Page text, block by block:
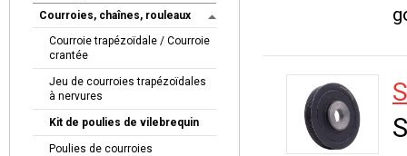
Courroies, chaînes, rouleaux
Courroie trapézoïdale / Courroie
crantée
Jeu de courroies trapézoïdales
à nervures
Kit de poulies de vilebrequin
Poulies de courroies